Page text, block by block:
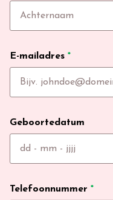
E-mailadres *
Geboortedatum
Telefoonnummer *